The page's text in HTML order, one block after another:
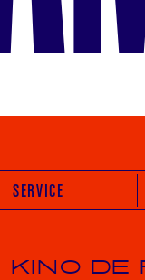
SERVICE
KINO DE